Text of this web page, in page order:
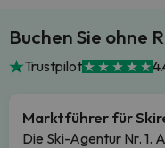
Buchen Sie ohne
Trustpilot
Marktführer für
Die Ski-Agentur Nr. 1.